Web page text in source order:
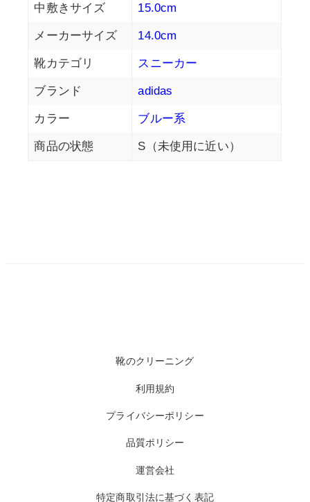
中敷きサイズ 15.0cm
メーカーサイズ 14.0cm
靴カテゴリ スニーカー
ブランド adidas
カラー ブルー系
商品の状態 S（未使用に近い）
靴のクリーニング
利用規約
プライバシーポリシー
品質ポリシー
運営会社
特定商取引法に基づく表記